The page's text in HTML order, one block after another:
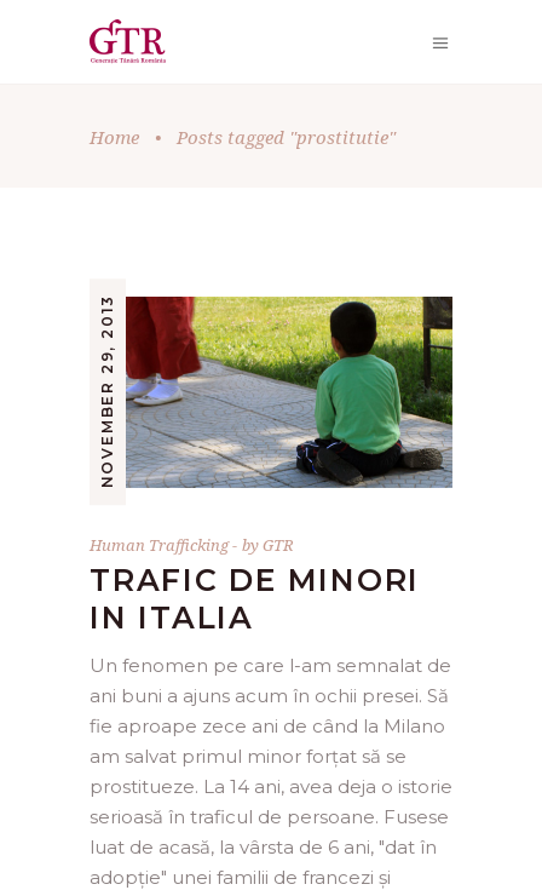
Home • Posts tagged "prostitutie"
NOVEMBER 29, 2013
Human Trafficking byGTR
TRAFIC DE MINORI
IN ITALIA
Un fenomen pe care l-am semnalat de
ani buni a ajuns acum în ochii presei. Să
fie aproape zece ani de când la Milano
am salvat primul minor forțat să se
prostitueze. La 14 ani, avea deja o istorie
serioasă în traficul de persoane. Fusese
luat de acasă, la vârsta de 6 ani, "dat în
adopție" unei familii de francezi și